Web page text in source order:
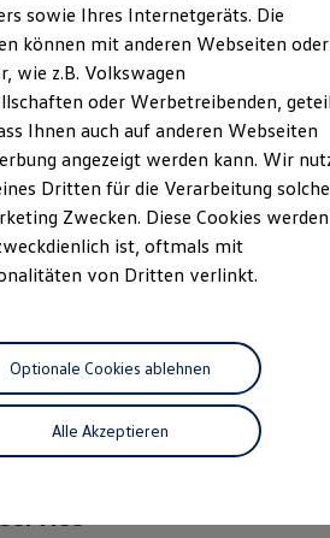
Bordbuch
und Sicherheitssysteme
und Ölverdünnung
Betriebsflüssigkeiten
und Lifestyle Produkte
Business
für Privatkunden
für Gewerbekunden
und Ladekabel
Laden
für Gewerbekunden
Service
sowie Ihres Internetgeräts. Die
können mit anderen Webseiten oder
wie z.B. Volkswagen
oder Werbetreibenden,
Ihnen auch auf anderen Webseiten
angezeigt werden kann. Wir
Dritten für die Verarbeitung
Zwecken. Diese Cookies
ist, oftmals mit
von Dritten verlinkt.
Alle Akzeptieren
Optionale Cookies ablehnen